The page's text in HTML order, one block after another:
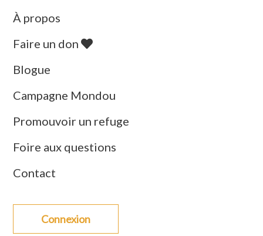
À propos
Faire un don
Blogue
Campagne Mondou
Promouvoir un refuge
Foire aux questions
Contact
Connexion